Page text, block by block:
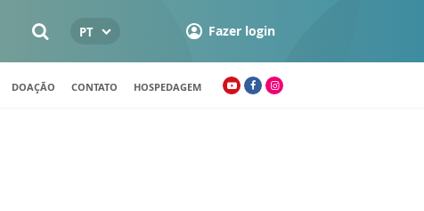
PT Fazer login
DOAÇÃO CONTATO HOSPEDAGEM